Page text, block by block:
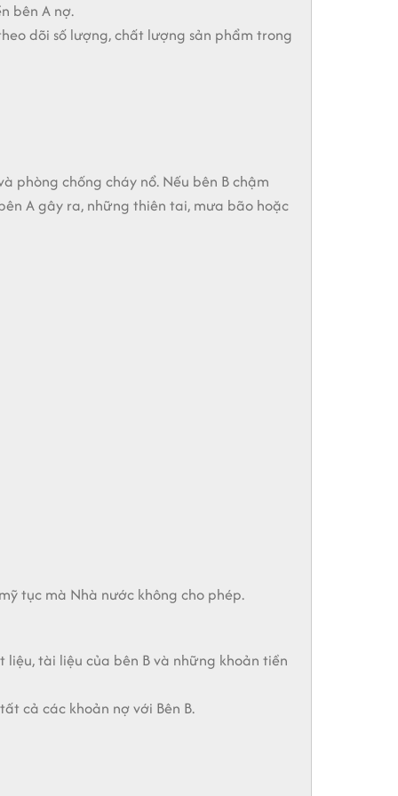
bên A nợ.
dõi số lượng, chất lượng sản phẩm trong
phòng chống cháy nổ. Nếu bên B chậm
A gây ra, những thiên tai, mưa bão hoặc
tục mà Nhà nước không cho phép.
tài liệu của bên B và những khoản tiền
cả các khoản nợ với Bên B.